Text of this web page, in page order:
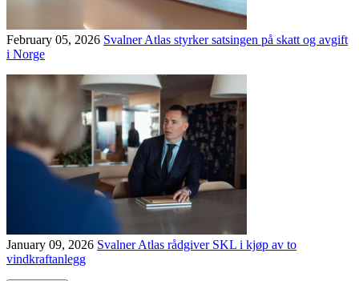
February 05, 2026 Svalner Atlas styrker satsingen på skatt og avgift
i Norge
January 09, 2026 Svalner Atlas rådgiver SKL i kjøp av to
vindkraftanlegg